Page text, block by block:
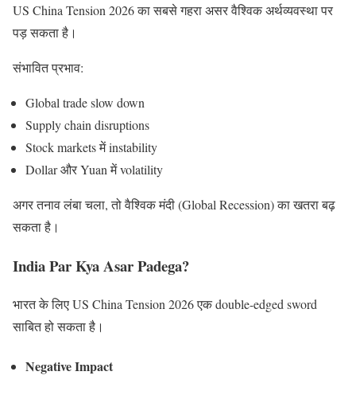
US China Tension 2026 का सबसे गहरा असर वैश्विक अर्थव्यवस्था पर
पड़ सकता है।
संभावित प्रभाव:
Global trade slow down
Supply chain disruptions
Stock markets में instability
Dollar और Yuan में volatility
अगर तनाव लंबा चला, तो वैश्विक मंदी (Global Recession) का खतरा बढ़
सकता है।
India Par Kya Asar Padega?
भारत के लिए US China Tension 2026 एक double-edged sword
साबित हो सकता है।
Negative Impact